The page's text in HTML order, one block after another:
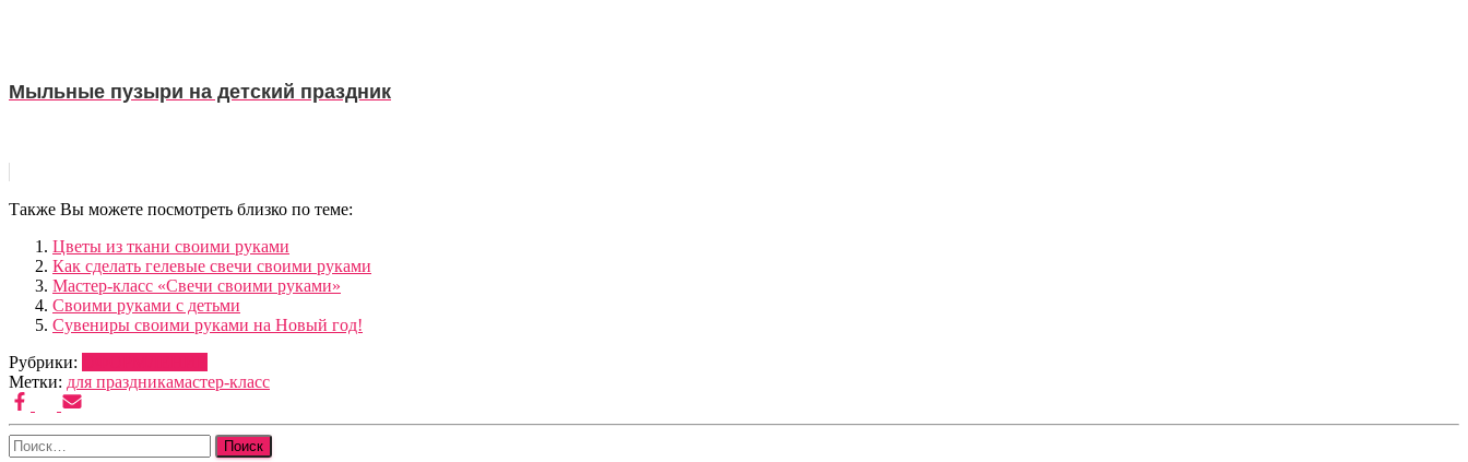
Мыльные пузыри на детский праздник
Также Вы можете посмотреть близко по теме:
Цветы из ткани своими руками
Как сделать гелевые свечи своими руками
Мастер-класс «Свечи своими руками»
Своими руками с детьми
Сувениры своими руками на Новый год!
Рубрики:
Метки: для праздникамастер-класс
Найти: